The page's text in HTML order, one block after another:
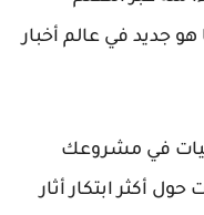
هو جديد في عالم أخبار
في مشروعك
أكثر ابتكار أثار